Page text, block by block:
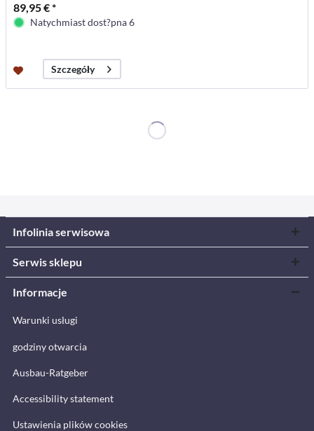
89,95 € *
Natychmiast dost?pna 6
Szczegóły
Infolinia serwisowa
Serwis sklepu
Informacje
Warunki usługi
godziny otwarcia
Ausbau-Ratgeber
Accessibility statement
Ustawienia plików cookies